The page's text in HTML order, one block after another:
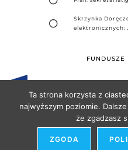
Skrzynka
elektronicznych:
FUNDUSZE
Projekt i realizacja -
Ta strona korzysta z
najwyższym poziomie.
że zgadzasz
ZGODA